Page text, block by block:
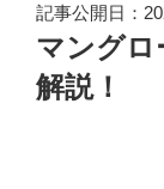
記事公開日：
マングロ
解説！